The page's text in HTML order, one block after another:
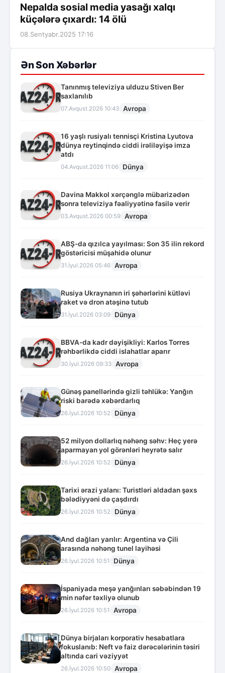
Nepalda sosial media yasağı xalqı
küçələrə çıxardı: 14 ölü
08.Sentyabr.2025 17:16
Ən Son Xəbərlər
Tanınmış televiziya ulduzu Stiven Ber
saxlanılıb
07.Avqust.2026 10:43 Avropa
16 yaşlı rusiyalı tennisçi Kristina Lyutova
dünya reytinqində ciddi irəliləyişə imza
atdı
04.Avqust.2026 11:06 Dünya
Davina Makkol xərçənglə mübarizədən
sonra televiziya fəaliyyətinə fasilə verir
03.Avqust.2026 00:59 Avropa
ABŞ-da qızılca yayılması: Son 35 ilin rekord
göstəricisi müşahidə olunur
31.İyul.2026 05:46 Avropa
Rusiya Ukraynanın iri şəhərlərini kütləvi
raket və dron atəşinə tutub
31.İyul.2026 03:09 Dünya
BBVA-da kadr dəyişikliyi: Karlos Torres
rəhbərlikdə ciddi islahatlar aparır
30.İyul.2026 09:33 Avropa
Günəş panellərində gizli təhlükə: Yanğın
riski barədə xəbərdarlıq
26.İyul.2026 10:52 Dünya
52 milyon dollarlıq nəhəng səhv: Heç yerə
aparmayan yol görənləri heyrətə salır
26.İyul.2026 10:52 Dünya
Tarixi ərazi yalanı: Turistləri aldadan şəxs
bələdiyyəni də çaşdırdı
26.İyul.2026 10:52 Dünya
And dağları yarılır: Argentina və Çili
arasında nəhəng tunel layihəsi
26.İyul.2026 10:51 Dünya
İspaniyada meşə yanğınları səbəbindən 19
min nəfər təxliyə olunub
26.İyul.2026 10:51 Avropa
Dünya birjaları korporativ hesabatlara
fokuslanıb: Neft və faiz dərəcələrinin təsiri
altında cari vəziyyət
26.İyul.2026 10:50 Avropa